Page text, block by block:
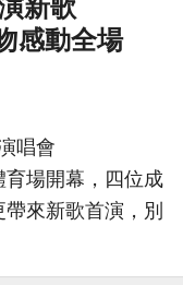
感動全場
唱會
育場開幕，四位成
來新歌首演，別